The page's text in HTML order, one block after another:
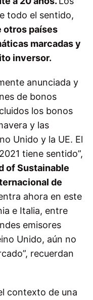
todo el sentido,
otros países
marcadas y
inversor.
anunciada y
de bonos
los bonos
y las
Unido y la UE. El
tiene sentido”,
of Sustainable
de
ahora en este
e Italia, entre
emisores
Unido, aún no
recuerdan
contexto de una